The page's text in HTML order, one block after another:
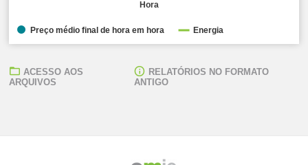
Hora
Preço médio final de hora em hora Energia
ACESSO AOS
ARQUIVOS
RELATÓRIOS NO FORMATO
ANTIGO